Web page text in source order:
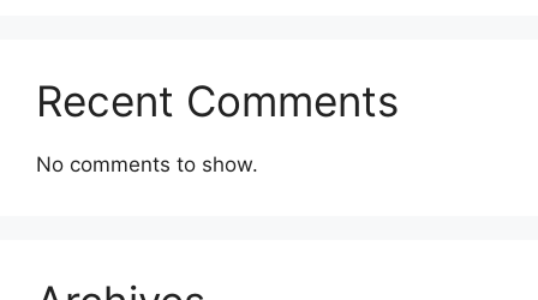
Recent Comments
No comments to show.